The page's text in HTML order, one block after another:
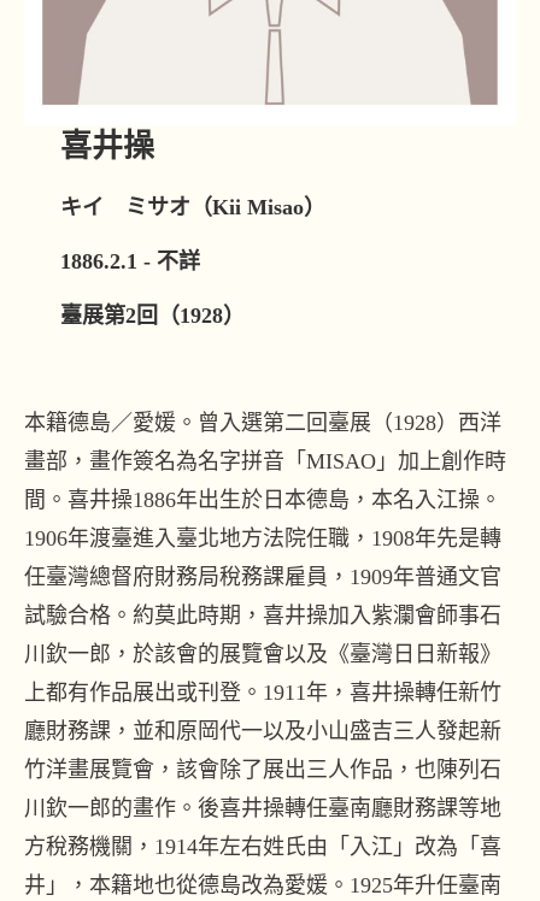
喜井操
キイ ミサオ（Kii Misao）
1886.2.1 - 不詳
臺展第2回（1928）
本籍德島／愛媛。曾入選第二回臺展（1928）西洋
畫部，畫作簽名為名字拼音「MISAO」加上創作時
間。喜井操1886年出生於日本德島，本名入江操。
1906年渡臺進入臺北地方法院任職，1908年先是轉
任臺灣總督府財務局稅務課雇員，1909年普通文官
試驗合格。約莫此時期，喜井操加入紫瀾會師事石
川欽一郎，於該會的展覽會以及《臺灣日日新報》
上都有作品展出或刊登。1911年，喜井操轉任新竹
廳財務課，並和原岡代一以及小山盛吉三人發起新
竹洋畫展覽會，該會除了展出三人作品，也陳列石
川欽一郎的畫作。後喜井操轉任臺南廳財務課等地
方稅務機關，1914年左右姓氏由「入江」改為「喜
井」，本籍地也從德島改為愛媛。1925年升任臺南